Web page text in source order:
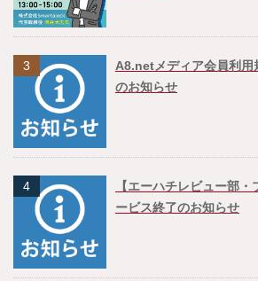
3
A8.netメディア会員利用
のお知らせ
4
【エーハチレビュー部
ービス終了のお知らせ